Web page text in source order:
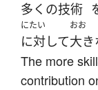
多く の技術
にたい
に対して
おお
大き
The more
contribution